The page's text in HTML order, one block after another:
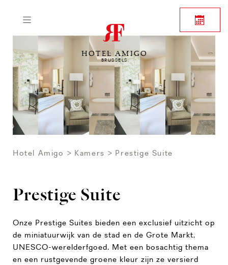
HOTEL AMIGO
BRUSSELS
Hotel Amigo Kamers Prestige Suite
Prestige Suite
Onze Prestige Suites bieden een exclusief uitzicht op
de miniatuurwijk van de stad en de Grote Markt,
UNESCO-werelderfgoed. Met een bosachtig thema
en een rustgevende groene kleur zijn ze versierd